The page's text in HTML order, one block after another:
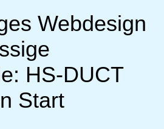
Webdesign
HS-DUCT
Start